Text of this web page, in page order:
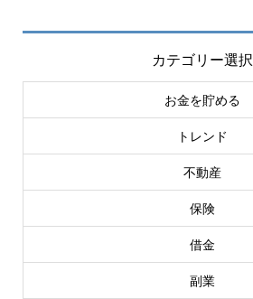
カテゴリー選択
お金を貯める
トレンド
不動産
保険
借金
副業